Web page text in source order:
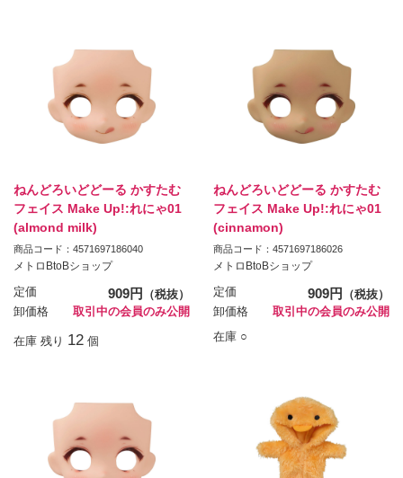
ねんどろいどどーる かすたむ
フェイス Make Up!:れにゃ01
(almond milk)
商品コード：4571697186040
メトロBtoBショップ
定価 909円
（税抜）
卸価格
取引中の会員のみ公開
在庫 残り 12 個
ねんどろいどどーる かすたむ
フェイス Make Up!:れにゃ01
(cinnamon)
商品コード：4571697186026
メトロBtoBショップ
定価 909円
（税抜）
卸価格
取引中の会員のみ公開
在庫 ○